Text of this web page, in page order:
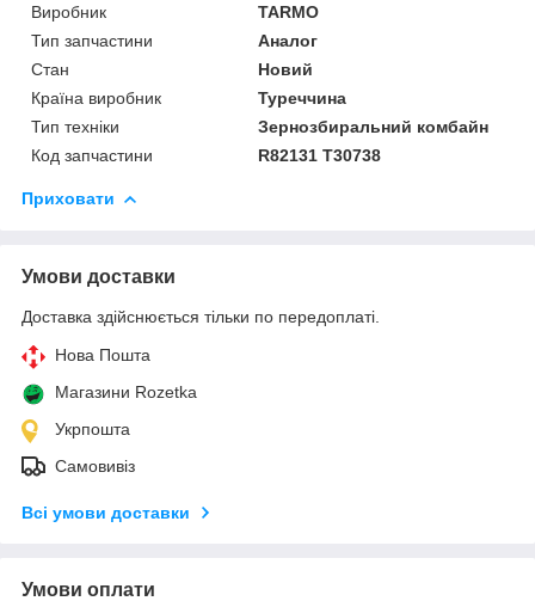
Виробник
TARMO
Тип запчастини
Аналог
Стан
Новий
Країна виробник
Туреччина
Тип техніки
Зернозбиральний комбайн
Код запчастини
R82131 T30738
Приховати
Умови доставки
Доставка здійснюється тільки по передоплаті.
Нова Пошта
Магазини Rozetka
Укрпошта
Самовивіз
Всі умови доставки
Умови оплати